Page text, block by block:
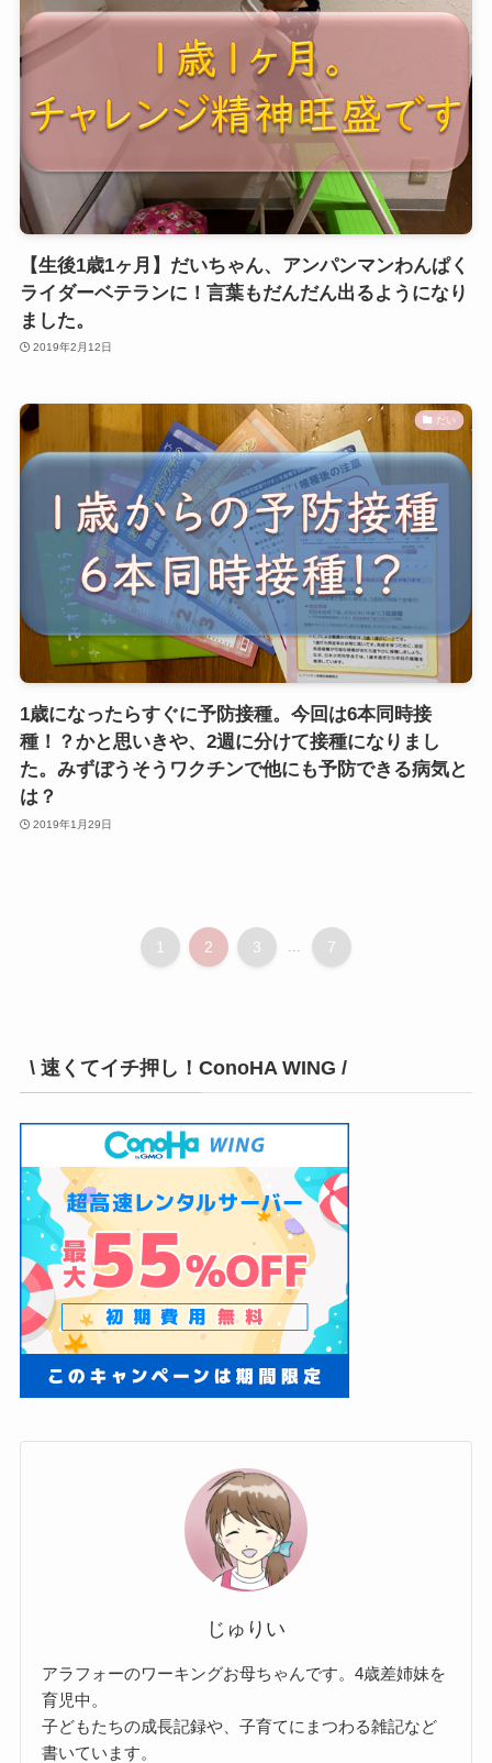
【生後1歳1ヶ月】だいちゃん、アンパンマンわんぱく
ライダーベテランに！言葉もだんだん出るようになり
ました。
2019年2月12日
だい
1歳になったらすぐに予防接種。今回は6本同時接
種！？かと思いきや、2週に分けて接種になりまし
た。みずぼうそうワクチンで他にも予防できる病気と
は？
2019年1月29日
1 2 3 ... 7
\ 速くてイチ押し！ConoHA WING /
じゅりい
アラフォーのワーキングお母ちゃんです。4歳差姉妹を
育児中。
子どもたちの成長記録や、子育てにまつわる雑記など
書いています。